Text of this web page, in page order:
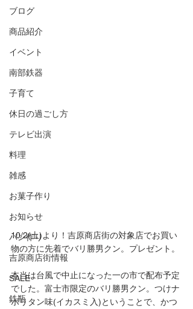
ブログ
商品紹介
イベント
南部鉄器
子育て
休日の過ごし方
テレビ出演
料理
雑感
お菓子作り
お知らせ
パン作り
吉原商店街情報
SALE
鉄瓶
10/2(土)より！吉原商店街の対象店でお買い
物の方に先着でバリ勝男クン。プレゼント。
本当は台風で中止になった一の市で配布予定
でした。富士市限定のバリ勝男クン。つけナ
ポリタン味(イカスミ入)ということで、かつ